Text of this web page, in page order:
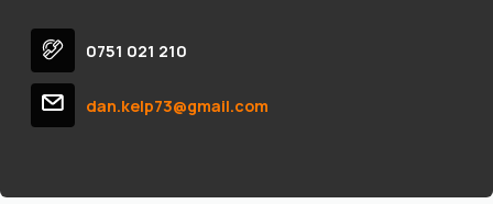
0751 021 210
dan.kelp73@gmail.com